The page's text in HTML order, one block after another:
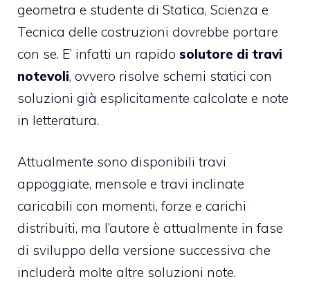
geometra e studente di Statica, Scienza e
Tecnica delle costruzioni dovrebbe portare
con se. E’ infatti un rapido solutore di travi
notevoli, ovvero risolve schemi statici con
soluzioni già esplicitamente calcolate e note
in letteratura.
Attualmente sono disponibili travi
appoggiate, mensole e travi inclinate
caricabili con momenti, forze e carichi
distribuiti, ma l’autore è attualmente in fase
di sviluppo della versione successiva che
includerà molte altre soluzioni note.